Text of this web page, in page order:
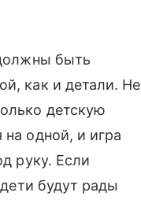
быть
как и детали. Не
детскую
одной, и игра
руку. Если
будут рады